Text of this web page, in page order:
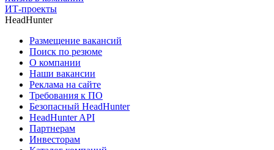
ИТ-проекты
HeadHunter
Размещение вакансий
Поиск по резюме
О компании
Наши вакансии
Реклама на сайте
Требования к ПО
Безопасный HeadHunter
HeadHunter API
Партнерам
Инвесторам